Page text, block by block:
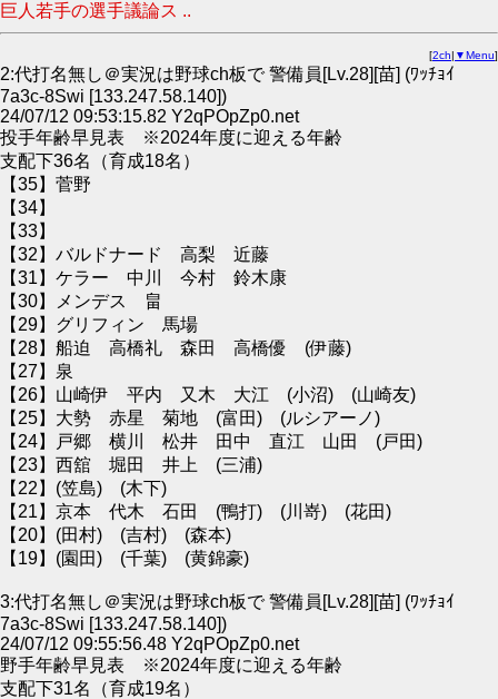
巨人若手の選手議論ス ..
[2ch| ▼Menu]
2:代打名無し＠実況は野球ch板で 警備員[Lv.28][苗] (ﾜｯﾁｮｲ
7a3c-8Swi [133.247.58.140])
24/07/12 09:53:15.82 Y2qPOpZp0.net
投手年齢早見表 ※2024年度に迎える年齢
支配下36名（育成18名）
【35】菅野
【34】
【33】
【32】バルドナード 高梨 近藤
【31】ケラー 中川 今村 鈴木康
【30】メンデス 畠
【29】グリフィン 馬場
【28】船迫 高橋礼 森田 高橋優 (伊藤)
【27】泉
【26】山崎伊 平内 又木 大江 (小沼) (山崎友)
【25】大勢 赤星 菊地 (富田) (ルシアーノ)
【24】戸郷 横川 松井 田中 直江 山田 (戸田)
【23】西舘 堀田 井上 (三浦)
【22】(笠島) (木下)
【21】京本 代木 石田 (鴨打) (川嵜) (花田)
【20】(田村) (吉村) (森本)
【19】(園田) (千葉) (黄錦豪)
3:代打名無し＠実況は野球ch板で 警備員[Lv.28][苗] (ﾜｯﾁｮｲ
7a3c-8Swi [133.247.58.140])
24/07/12 09:55:56.48 Y2qPOpZp0.net
野手年齢早見表 ※2024年度に迎える年齢
支配下31名（育成19名）